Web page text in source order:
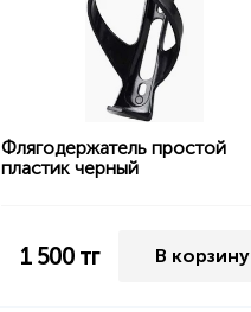
Флягодержатель простой
пластик черный
1 500 тг В корзину